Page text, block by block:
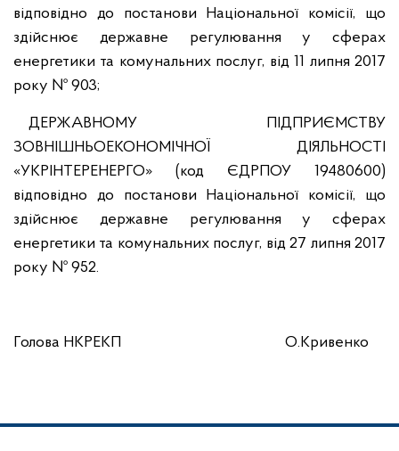
відповідно до постанови Національної комісії, що
здійснює державне регулювання у сферах
енергетики та комунальних послуг, від 11 липня 2017
року № 903;
ДЕРЖАВНОМУ ПІДПРИЄМСТВУ
ЗОВНІШНЬОЕКОНОМІЧНОЇ ДІЯЛЬНОСТІ
«УКРІНТЕРЕНЕРГО» (код ЄДРПОУ 19480600)
відповідно до постанови Національної комісії, що
здійснює державне регулювання у сферах
енергетики та комунальних послуг, від 27 липня 2017
року № 952.
Голова НКРЕКП О.Кривенко